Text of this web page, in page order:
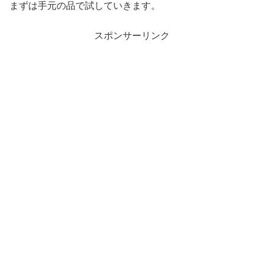
まずは手元の品で試していきます。
スポンサーリンク